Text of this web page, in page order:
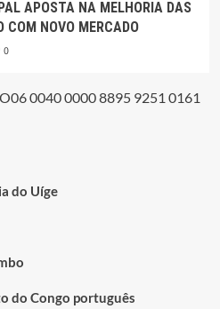
APOSTA NA MELHORIA DAS
COM NOVO MERCADO
0
0040 0000 8895 9251 0161
do Uíge
do Congo português